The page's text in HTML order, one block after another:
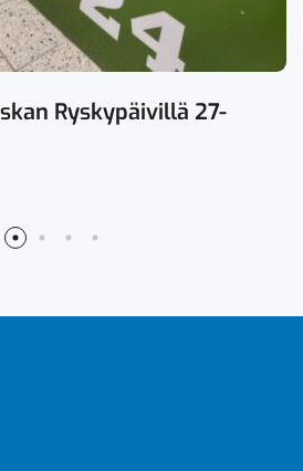
Ryskypäivillä 27-